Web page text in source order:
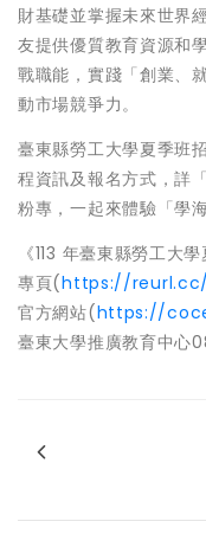
財基礎並掌握未來世界
友提供優質教育資源和
戰職能，實踐「創業、
動市場競爭力。
臺東縣勞工大學夏季班
程資訊及報名方式，詳
粉專，一起來體驗「學
《113 年臺東縣勞工大
專頁(https://
官方網站(https://
臺東大學推廣教育中心